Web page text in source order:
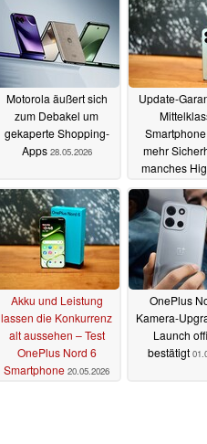
Motorola äußert sich
zum Debakel um
gekaperte Shopping-
Apps 28.05.2026
Update-
mehr
manches
Handy
Akku und Leistung
lassen die Konkurrenz
alt aussehen – Test
OnePlus Nord 6
Smartphone 20.05.2026
OnePlus
Kamera-
Launch
bestätigt